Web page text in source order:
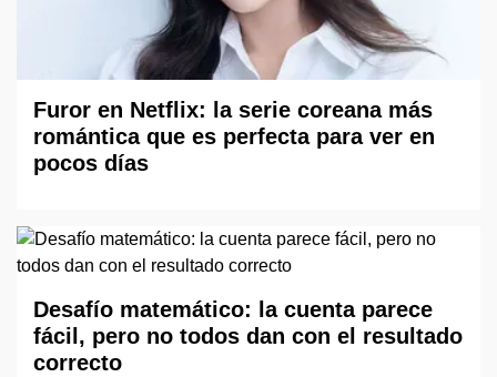
Furor en Netflix: la serie coreana más
romántica que es perfecta para ver en
pocos días
Desafío matemático: la cuenta parece
fácil, pero no todos dan con el resultado
correcto